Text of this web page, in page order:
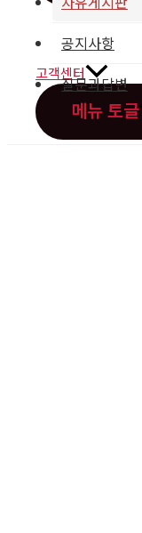
온라인문의
고객센터
메뉴 토글
공지사항
질문과답변